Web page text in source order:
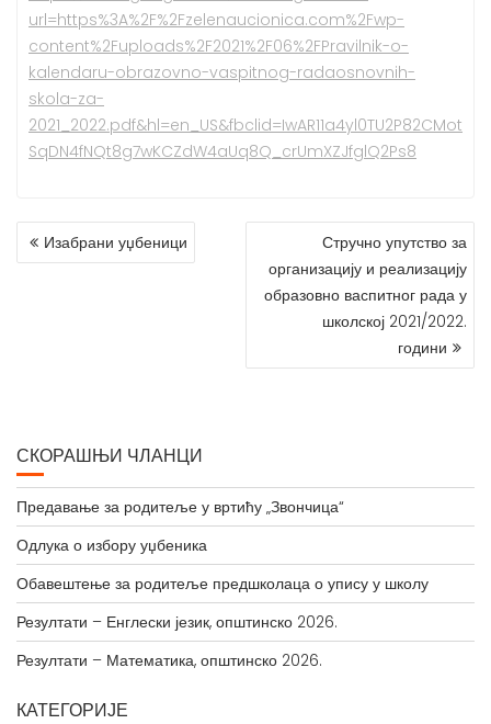
url=https%3A%2F%2Fzelenaucionica.com%2Fwp-
content%2Fuploads%2F2021%2F06%2FPravilnik-o-
kalendaru-obrazovno-vaspitnog-radaosnovnih-
skola-za-
2021_2022.pdf&hl=en_US&fbclid=IwAR11a4yl0TU2P82CMot
SqDN4fNQt8g7wKCZdW4aUq8Q_crUmXZJfglQ2Ps8
КРЕТАЊЕ
ЧЛАНКА
Изабрани уџбеници
Стручно упутство за
организацију и реализацију
образовно васпитног рада у
школској 2021/2022.
години
СКОРАШЊИ ЧЛАНЦИ
Предавање за родитеље у вртићу „Звончица“
Одлука о избору уџбеника
Обавештење за родитеље предшколаца о упису у школу
Резултати – Енглески језик, општинско 2026.
Резултати – Математика, општинско 2026.
КАТЕГОРИЈЕ